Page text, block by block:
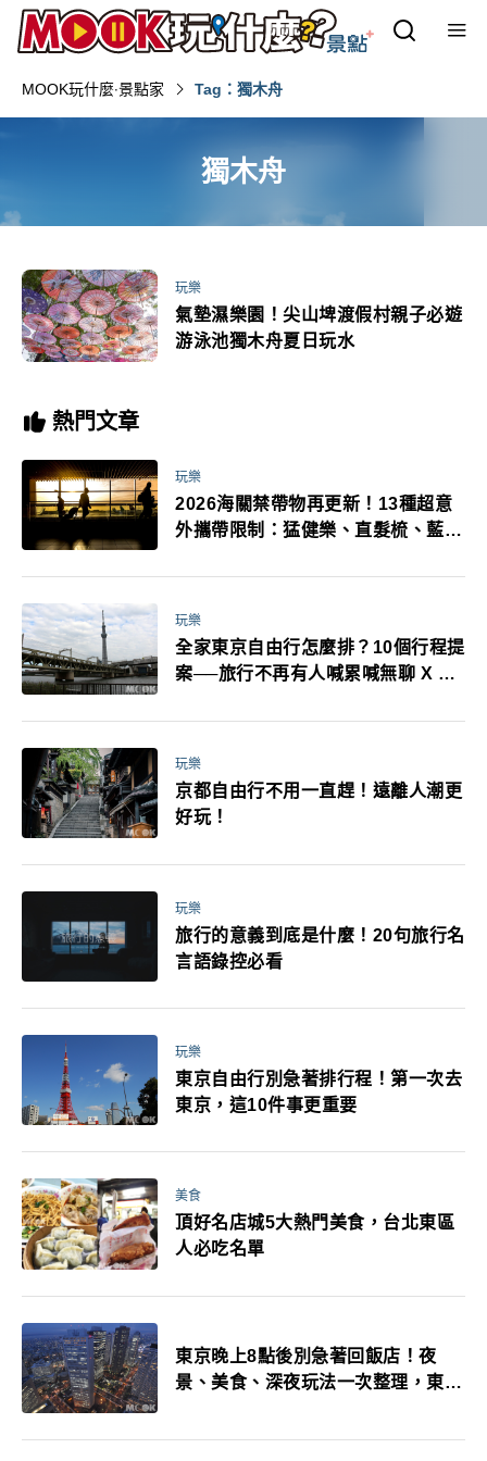
MOOK玩什麼‧景點家 Tag：獨木舟
獨木舟
玩樂
氣墊濕樂園！尖山埤渡假村親子必遊
游泳池獨木舟夏日玩水
熱門文章
玩樂
2026海關禁帶物再更新！13種超意
外攜帶限制：猛健樂、直髮梳、藍牙
萬！注意事項一次看！
玩樂
全家東京自由行怎麼排？10個行程提
案──旅行不再有人喊累喊無聊 X 爸
玩樂
京都自由行不用一直趕！遠離人潮更
好玩！
玩樂
旅行的意義到底是什麼！20句旅行名
言語錄控必看
玩樂
東京自由行別急著排行程！第一次去
東京，這10件事更重要
美食
頂好名店城5大熱門美食，台北東區
人必吃名單
東京晚上8點後別急著回飯店！夜
景、美食、深夜玩法一次整理，東京